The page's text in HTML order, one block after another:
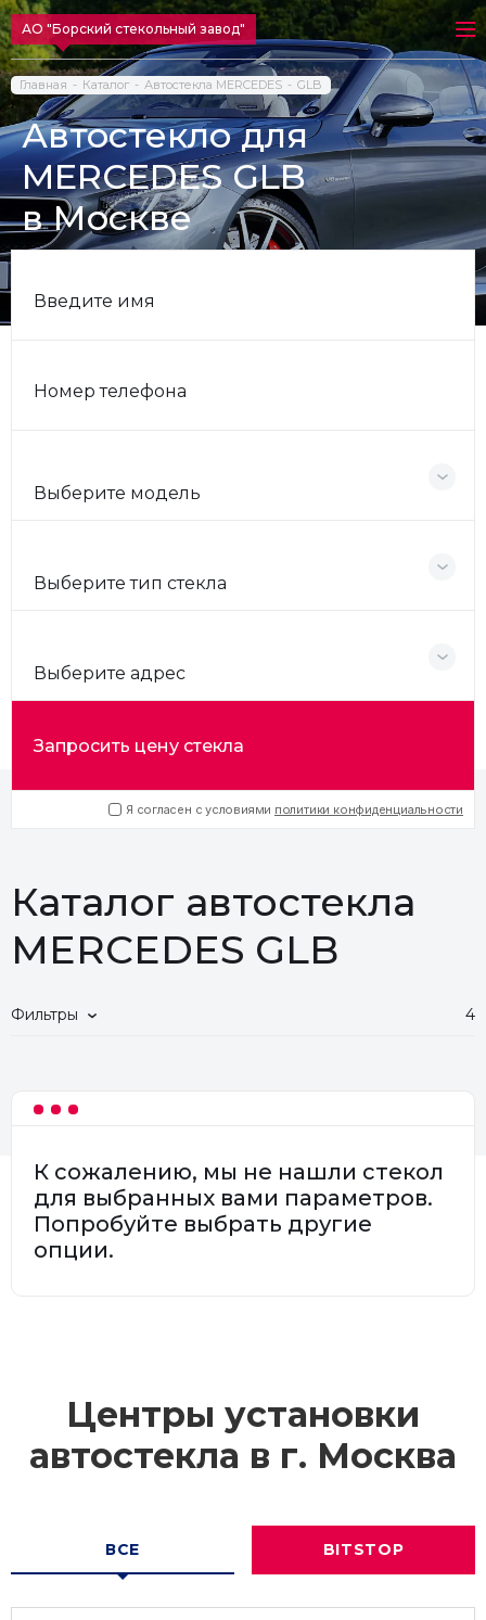
АО "Борский стекольный завод"
Главная Каталог Автостекла MERCEDES GLB
Автостекло для
MERCEDES GLB
в Москве
Введите имя
Номер телефона
Выберите модель
Выберите тип стекла
Выберите адрес
Запросить цену стекла
Я согласен с условиями политики конфиденциальности
Каталог автостекла
MERCEDES GLB
Фильтры 4
К сожалению, мы не нашли стекол
для выбранных вами параметров.
Попробуйте выбрать другие
опции.
Центры установки
автостекла в г. Москва
ВСЕ BITSTOP